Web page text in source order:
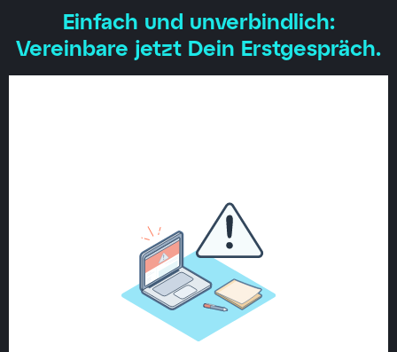
Einfach und unverbindlich:
Vereinbare jetzt Dein Erstgespräch.